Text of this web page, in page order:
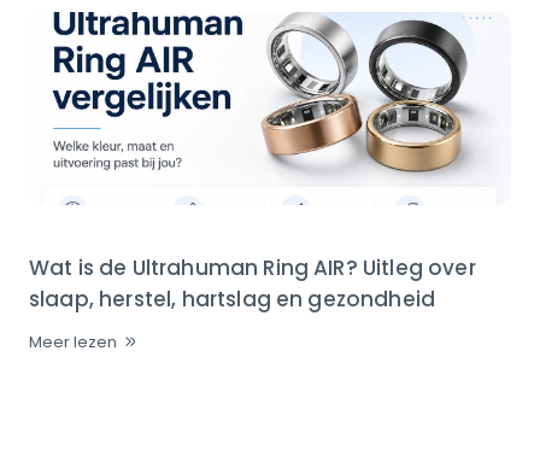
Wat is de Ultrahuman Ring AIR? Uitleg over
slaap, herstel, hartslag en gezondheid
Meer lezen